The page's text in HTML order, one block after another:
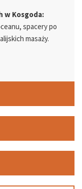
w Kosgoda:
spacery po
masaży.